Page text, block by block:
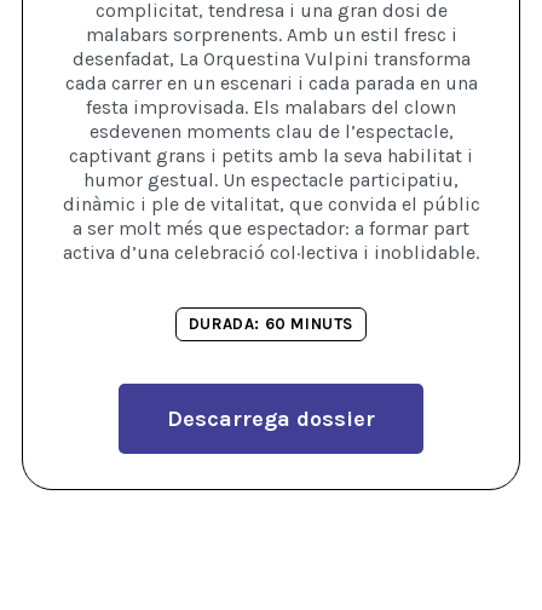
complicitat, tendresa i una gran dosi de
malabars sorprenents. Amb un estil fresc i
desenfadat, La Orquestina Vulpini transforma
cada carrer en un escenari i cada parada en una
festa improvisada. Els malabars del clown
esdevenen moments clau de l’espectacle,
captivant grans i petits amb la seva habilitat i
humor gestual. Un espectacle participatiu,
dinàmic i ple de vitalitat, que convida el públic
a ser molt més que espectador: a formar part
activa d’una celebració col·lectiva i inoblidable.
DURADA: 60 MINUTS
Descarrega dossier